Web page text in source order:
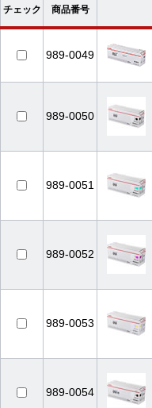
チェック 商品番号
989-0049
989-0050
989-0051
989-0052
989-0053
989-0054